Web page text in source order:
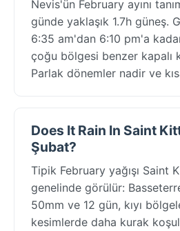
Nevis'ün February ayını
günde yaklaşık 1.7h güneş.
6:35 am'dan 6:10 pm'a
çoğu bölgesi benzer kapalı
Parlak dönemler nadir ve
Does It Rain In Saint
Şubat?
Tipik February yağışı Saint
genelinde görülür:
50mm ve 12 gün, kıyı
kesimlerde daha kurak